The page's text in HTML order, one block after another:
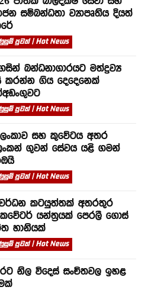
සම්බන්ධතා ව්‍යාපෘතිය දියත්
පුවත් | Hot News
බන්ධනාගාරයට මත්ද්‍රව්‍ය
කරන්න ගිය දෙදෙනෙක්
පුවත් | Hot News
ලංකාව සහ කුවේටය අතර
ගුවන් සේවය යළි ගමන්
පුවත් | Hot News
කටයුත්තක් අතරතුර
යන්ත්‍රයක් පෙරලී ගොස්
හානියක්
පුවත් | Hot News
නිල විදෙස් සංචිතවල ඉහළ